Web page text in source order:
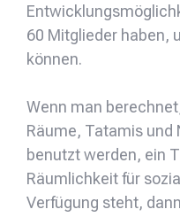
60 Mitglieder haben,
können.
Wenn man
Räume, Tatamis und
benutzt werden, ein
Räumlichkeit für
Verfügung steht,